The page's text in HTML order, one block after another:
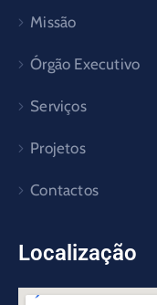
Missão
Órgão Executivo
Serviços
Projetos
Contactos
Localização